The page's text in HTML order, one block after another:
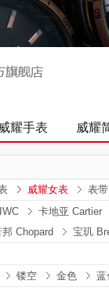
威耀手表 威耀
威耀女表
表带
卡地亚 Cartier
邦 Chopard
宝玑
镂空 金色
蓝